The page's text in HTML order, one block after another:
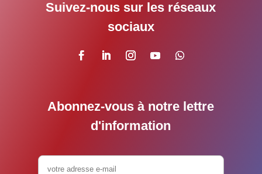
Suivez-nous sur les réseaux
sociaux
Abonnez-vous à notre lettre
d'information